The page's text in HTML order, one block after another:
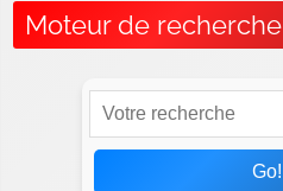
Moteur de recherche
Go!